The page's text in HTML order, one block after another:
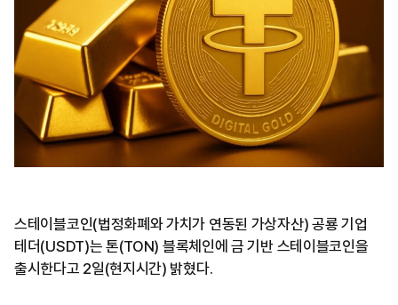
스테이블코인(법정화폐와 가치가 연동된 가상자산) 공룡 기업
테더(USDT)는 톤(TON) 블록체인에 금 기반 스테이블코인을
출시한다고 2일(현지시간) 밝혔다.